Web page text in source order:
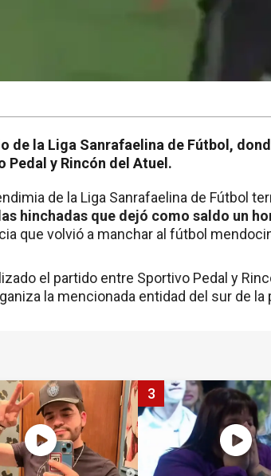
la Liga Sanrafaelina de Fútbol,
y Rincón del Atuel.
de la Liga Sanrafaelina de Fútbol
hinchadas que dejó como saldo un
que volvió a manchar al fútbol
el partido entre Sportivo Pedal y
la mencionada entidad del sur de la
3